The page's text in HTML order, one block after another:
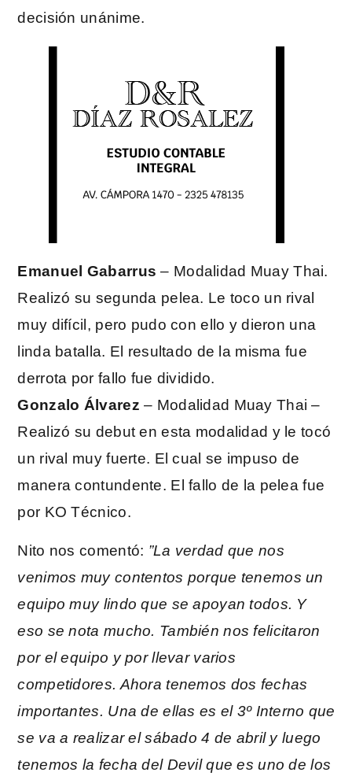
decisión unánime.
Emanuel Gabarrus – Modalidad Muay Thai.
Realizó su segunda pelea. Le toco un rival
muy difícil, pero pudo con ello y dieron una
linda batalla. El resultado de la misma fue
derrota por fallo fue dividido.
Gonzalo Álvarez – Modalidad Muay Thai –
Realizó su debut en esta modalidad y le tocó
un rival muy fuerte. El cual se impuso de
manera contundente. El fallo de la pelea fue
por KO Técnico.
Nito nos comentó: ”La verdad que nos
venimos muy contentos porque tenemos un
equipo muy lindo que se apoyan todos. Y
eso se nota mucho. También nos felicitaron
por el equipo y por llevar varios
competidores. Ahora tenemos dos fechas
importantes. Una de ellas es el 3º Interno que
se va a realizar el sábado 4 de abril y luego
tenemos la fecha del Devil que es uno de los